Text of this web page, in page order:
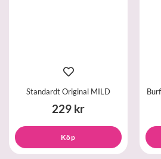
Standardt Original MILD
229 kr
Köp